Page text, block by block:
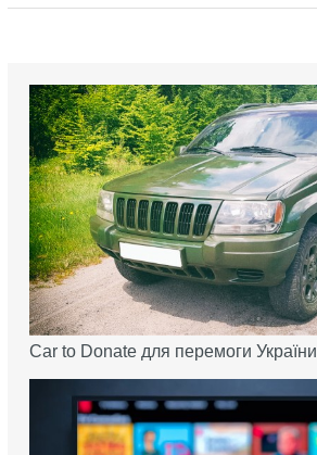
Car to Donate для перемоги України